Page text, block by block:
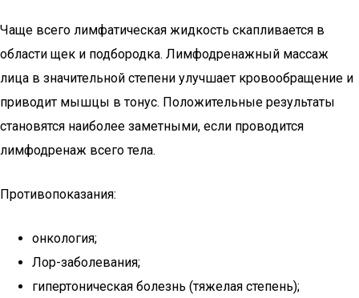
Чаще всего лимфатическая жидкость скапливается в
области щек и подбородка. Лимфодренажный массаж
лица в значительной степени улучшает кровообращение и
приводит мышцы в тонус. Положительные результаты
становятся наиболее заметными, если проводится
лимфодренаж всего тела.
Противопоказания:
онкология;
Лор-заболевания;
гипертоническая болезнь (тяжелая степень);